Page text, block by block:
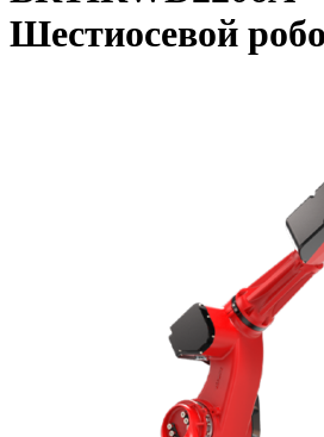
Шестиосевой